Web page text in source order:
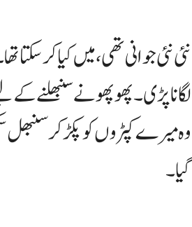
نئی نئی جوانی تھی، میں کیا کر
لگانا پڑی۔ پھوپھو نے سنبھلنے
وہ میرے کپڑوں کو پکڑ کر سنبھل
گیا۔